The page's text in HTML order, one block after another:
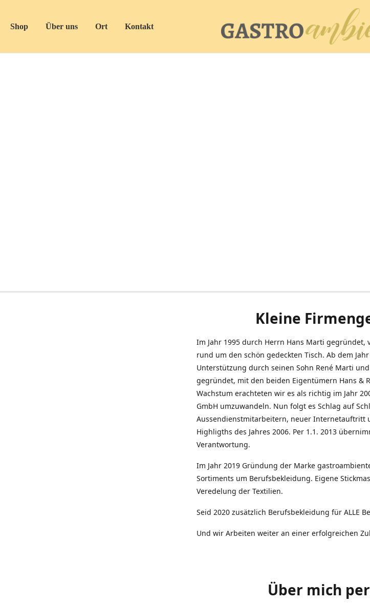
Shop Über uns Ort Kontakt
Kleine
Im Jahr 1995 durch Herrn Hans Marti gegründet,
rund um den schön gedeckten Tisch. Ab dem
Unterstützung durch seinen Sohn René Marti
gegründet, mit den beiden Eigentümern Hans &
Wachstum erachteten wir es als richtig im Jahr
GmbH umzuwandeln. Nun folgt es Schlag auf
Aussendienstmitarbeitern, neuer Internetauftritt
Highligths des Jahres 2006. Per 1.1. 2013
Verantwortung.
Im Jahr 2019 Gründung der Marke
Sortiments um Berufsbekleidung. Eigene
Veredelung der Textilien.
Seid 2020 zusätzlich Berufsbekleidung für ALLE
Und wir Arbeiten weiter an einer erfolgreichen
Über mich